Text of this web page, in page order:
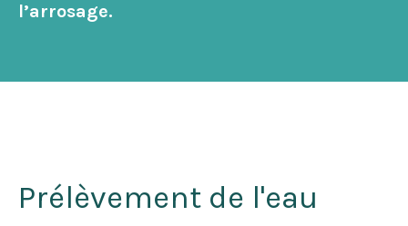
l’arrosage.
Prélèvement de l'eau